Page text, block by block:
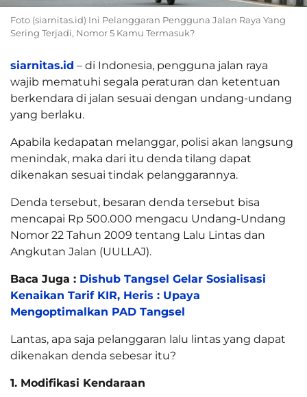
Foto (siarnitas.id) Ini Pelanggaran Pengguna Jalan Raya Yang
Sering Terjadi, Nomor 5 Kamu Termasuk?
siarnitas.id – di Indonesia, pengguna jalan raya
wajib mematuhi segala peraturan dan ketentuan
berkendara di jalan sesuai dengan undang-undang
yang berlaku.
Apabila kedapatan melanggar, polisi akan langsung
menindak, maka dari itu denda tilang dapat
dikenakan sesuai tindak pelanggarannya.
Denda tersebut, besaran denda tersebut bisa
mencapai Rp 500.000 mengacu Undang-Undang
Nomor 22 Tahun 2009 tentang Lalu Lintas dan
Angkutan Jalan (UULLAJ).
Baca Juga : Dishub Tangsel Gelar Sosialisasi
Kenaikan Tarif KIR, Heris : Upaya
Mengoptimalkan PAD Tangsel
Lantas, apa saja pelanggaran lalu lintas yang dapat
dikenakan denda sebesar itu?
1. Modifikasi Kendaraan